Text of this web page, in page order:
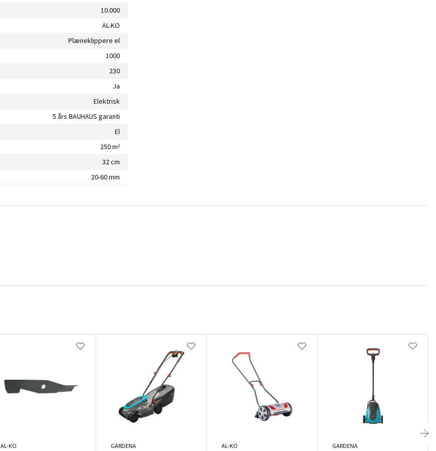
10.000
AL-KO
Plæneklippere el
1000
230
Ja
Elektrisk
5 års BAUHAUS garanti
El
250 m²
32 cm
20-60 mm
AL-KO GARDENA AL-KO GARDENA